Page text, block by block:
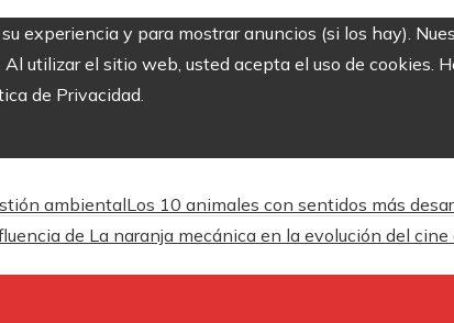
experiencia y para mostrar anuncios (si los hay).
utilizar el sitio web, usted acepta el uso de cookies.
de Privacidad.
ambientalLos 10 animales con sentidos más
de La naranja mecánica en la evolución del